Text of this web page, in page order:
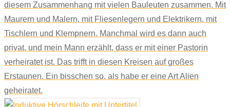
diesem Zusammenhang mit vielen Bauleuten zusammen. Mit
Maurern und Malern, mit Fliesenlegern und Elektrikern, mit
Tischlern und Klempnern. Manchmal wird es dann auch
privat, und mein Mann erzählt, dass er mit einer Pastorin
verheiratet ist. Das trifft in diesen Kreisen auf großes
Erstaunen. Ein bisschen so, als habe er eine Art Alien
geheiratet.